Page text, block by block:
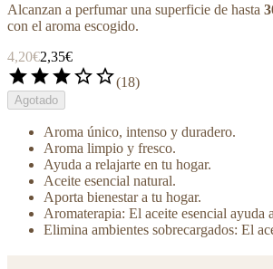
Alcanzan a perfumar una superficie de hasta
con el aroma escogido.
4,20€2,35€
starstarstarstar_borderstar_border(18)
Agotado
Aroma único, intenso y duradero.
Aroma limpio y fresco.
Ayuda a relajarte en tu hogar.
Aceite esencial natural.
Aporta bienestar a tu hogar.
Aromaterapia: El aceite esencial ayuda
Elimina ambientes sobrecargados: El